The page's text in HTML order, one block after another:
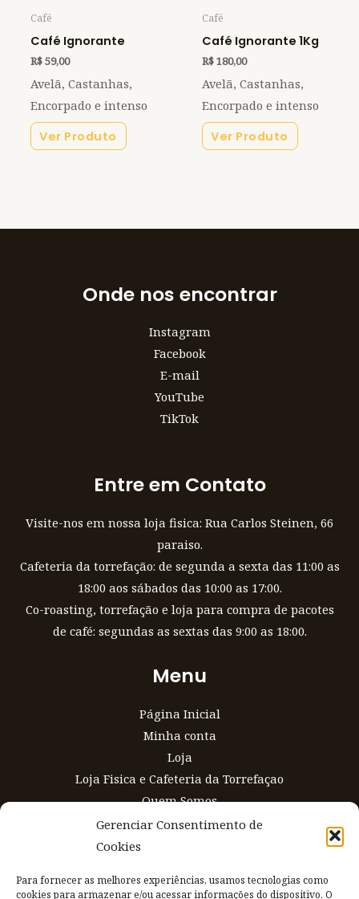
Gerenciar Consentimento de
Cookies
Para fornecer as melhores experiências, usamos tecnologias como
cookies para armazenar e/ou acessar informações do dispositivo. O
Café
Café Ignorante
R$59,00
Avelã, Castanhas,
Encorpado e intenso
Ver Produto
Café
Café Ignorante 1Kg
R$180,00
Avelã, Castanhas,
Encorpado e intenso
Ver Produto
Onde nos encontrar
Instagram
Facebook
E-mail
YouTube
TikTok
Entre em Contato
Visite-nos em nossa loja fisica: Rua Carlos Steinen, 66
paraiso.
Cafeteria da torrefação: de segunda a sexta das 11:00 as
18:00 aos sábados das 10:00 as 17:00.
Co-roasting, torrefação e loja para compra de pacotes
de café: segundas as sextas das 9:00 as 18:00.
Menu
Página Inicial
Minha conta
Loja
Loja Fisica e Cafeteria da Torrefaçao
Quem Somos
Loja
Café Torrado